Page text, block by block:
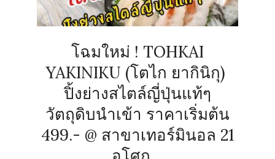
โฉมใหม่ ! TOHKAI
YAKINIKU (โตไก ยากินิกุ)
ปิ้งย่างสไตล์ญี่ปุ่นแท้ๆ
วัตถุดิบนำเข้า ราคาเริ่มต้น
499.- @ สาขาเทอร์มินอล 21